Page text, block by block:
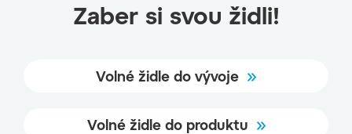
Zaber si svou židli!
Volné židle do vývoje
Volné židle do produktu